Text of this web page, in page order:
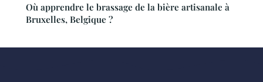
Où apprendre le brassage de la bière artisanale à
Bruxelles, Belgique ?